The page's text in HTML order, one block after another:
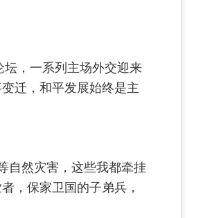
坛，一系列主场外交迎来
迁，和平发展始终是主
自然灾害，这些我都牵挂
，保家卫国的子弟兵，